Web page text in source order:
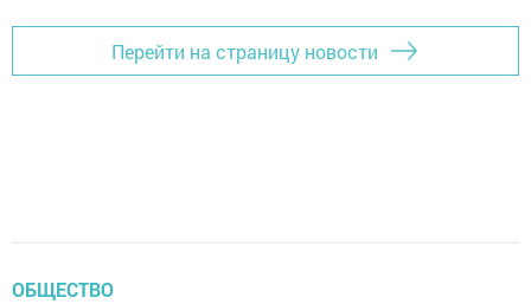
Перейти на страницу новости
ОБЩЕСТВО